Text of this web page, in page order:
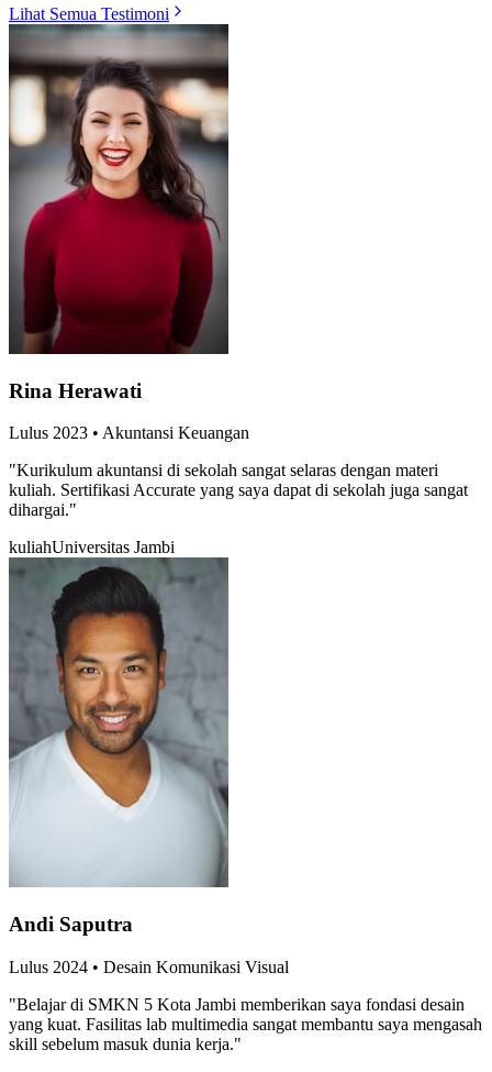
Lihat Semua Testimoni
Rina Herawati
Lulus 2023 • Akuntansi Keuangan
"Kurikulum akuntansi di sekolah sangat selaras dengan materi
kuliah. Sertifikasi Accurate yang saya dapat di sekolah juga sangat
dihargai."
kuliahUniversitas Jambi
Andi Saputra
Lulus 2024 • Desain Komunikasi Visual
"Belajar di SMKN 5 Kota Jambi memberikan saya fondasi desain
yang kuat. Fasilitas lab multimedia sangat membantu saya mengasah
skill sebelum masuk dunia kerja."